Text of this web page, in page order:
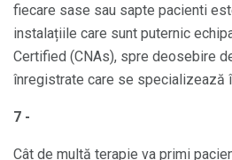
fiecare sase sau sapte pacienti
instalațiile care sunt puternic
Certified (CNAs), spre deosebire
înregistrate care se specializează
7 -
Cât de multă terapie va primi